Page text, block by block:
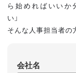
ら始めればいいか
い」
そんな人事担当者の
本資料では、人事
に役立つ生成AI活用
会社名